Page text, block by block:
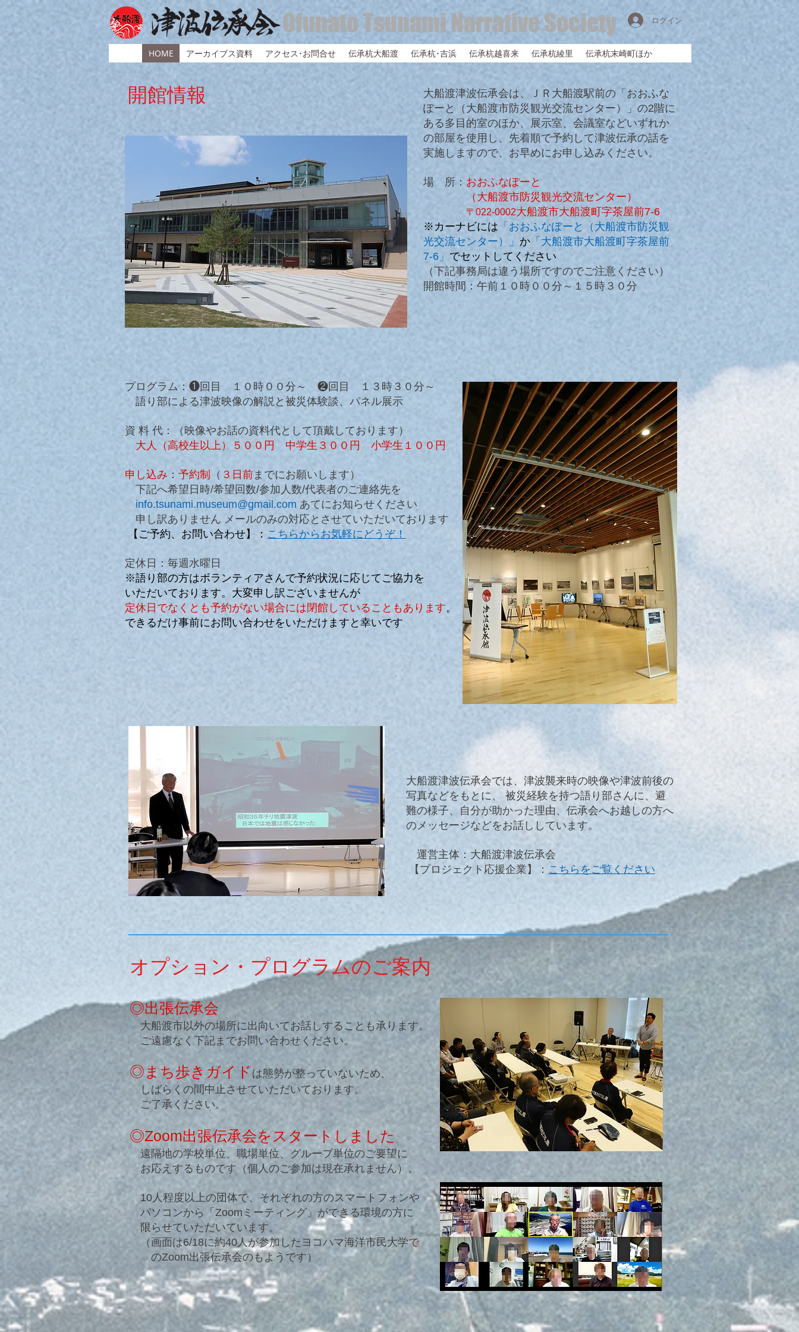
Ofunato Tsunami Narrative Society ログイン
HOME アーカイブス資料 アクセス･お問合せ 伝承杭大船渡 伝承杭･吉浜 伝承杭越喜来 伝承杭綾里 伝承杭末崎町ほか
開館情報
大船渡津波伝承会は、ＪＲ大船渡駅前の「おおふな
ぽーと（大船渡市防災観光交流センター）」の2階に
ある多目的室のほか、展示室、会議室などいずれか
の部屋を使用し、先着順で予約して津波伝承の話を
実施しますので、お早めにお申し込みください。
場 所： おおふなぽーと
（ 大船渡市防災観光交流センター ）
〒022-0002大船渡市大船渡町字茶屋前7-6
※カーナビには 「おおふなぽーと（大船渡市防災観
光交流センター）」 か 「大船渡市大船渡町字茶屋前
7-6」 でセットしてください
​（下記事務局は違う場所ですのでご注意ください）
開館時間：午前１０時００分～１５時３０分
プログラム：❶回目 １０時００分～ ❷回目 １３時３０分～
語り部による津波映像の解説と被災体験談、パネル展示
資 料 代：（映像やお話の資料代として頂戴しております）
大人（高校生以上）５００円 中学生３００円 小学生１００円
申し込み ： 予約制 （ ３日前までにお願いします）
下記へ希望日時/希望回数/参加人数/代表者のご連絡先を
info.tsunami.museum@gmail.com あてにお知らせください
申し訳ありません メールのみの対応とさせていただいております
【ご予約、お問い合わせ】： こちらからお気軽にどうぞ！
定休日：毎週水曜日
※語り部の方はボランティアさんで予約状況に応じてご協力を
いただいております。大変申し訳ございませんが
定休日でなくとも予約がない場合には閉館していることもあります。
できるだけ事前にお問い合わせをいただけますと幸いです
大船渡津波伝承会では、津波襲来時の映像や津波前後の
写真などをもとに、 被災経験を持つ語り部さんに、避
難の様子、自分が助かった理由、伝承会へお越しの方へ
のメッセージなどをお話ししています。
運営主体：大船渡津波伝承会
【プロジェクト応援企業】： こちらをご覧ください
オプション・プログラムのご案内
​◎出張伝承会
大船渡市以外の場所に出向いてお話しすることも承ります。
ご遠慮なく下記までお問い合わせください。
◎まち歩きガイド は態勢が整っていないため、
しばらくの間中止させていただいております。
ご了承ください。
◎Zoom出張伝承会をスタートしました
遠隔地の学校単位、職場単位、グループ単位のご要望に
お応えするものです（個人のご参加は現在承れません）。
10人程度以上の団体で、それぞれの方のスマートフォンや
パソコンから「Zoomミーティング」ができる環境の方に
限らせていただいています。
（画面は6/18に約40人が参加したヨコハマ海洋市民大学で
のZoom出張伝承会のもようです）